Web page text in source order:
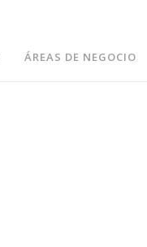
ÁREAS DE NEGOCIO